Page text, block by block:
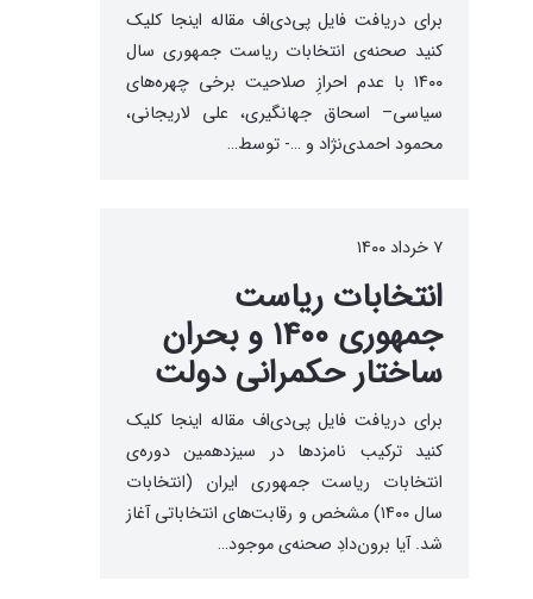
برای دریافت فایل پی‌دی‌اف مقاله اینجا کلیک
کنید صحنه‌ی انتخابات ریاست جمهوری سال
۱۴۰۰ با عدم احرازِ صلاحیت برخی چهره‌های
سیاسی– اسحاق جهانگیری، علی لاریجانی،
محمود احمدی‌نژاد و …- توسط…
۷ خرداد ۱۴۰۰
انتخابات ریاست
جمهوری ۱۴۰۰ و بحران
ساختار حکمرانی دولت
برای دریافت فایل پی‌دی‌اف مقاله اینجا کلیک
کنید ترکیب نامزدها در سیزدهمین دوره‌ی
انتخابات ریاست جمهوری ایران (انتخابات
سال ۱۴۰۰) مشخص و رقابت‌های انتخاباتی آغاز
شد. آیا برون‌دادِ صحنه‌ی موجود…